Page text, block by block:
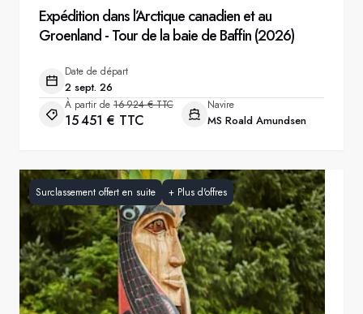
Expédition dans l’Arctique canadien et au
Groenland - Tour de la baie de Baffin (2026)
Date de départ
2 sept. 26
À partir de 16 924 € TTC
15 451 € TTC
Navire
MS Roald Amundsen
Surclassement offert en suite + Plus d'offres